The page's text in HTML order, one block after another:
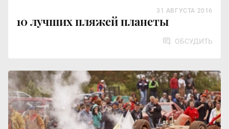
10 лучших пляжей планеты
31 АВГУСТА 2016
ОБСУДИТЬ